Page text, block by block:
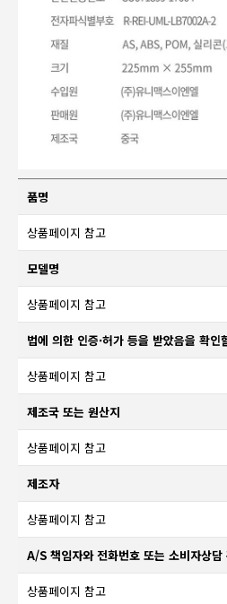
품명
상품페이지 참고
모델명
상품페이지 참고
법에 의한 인증·허가 등을 받았음을 확
상품페이지 참고
제조국 또는 원산지
상품페이지 참고
제조자
상품페이지 참고
A/S 책임자와 전화번호 또는 소비자상담
상품페이지 참고